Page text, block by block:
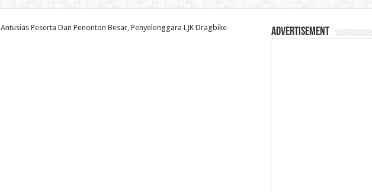
Antusias Peserta Dan Penonton Besar, Penyelenggara LJK Dragbike
Advertisement